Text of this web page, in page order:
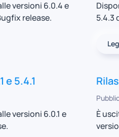
versioni 6.0.4 e
release.
5.4.3
e 5.4.1
versioni 6.0.1 e
È